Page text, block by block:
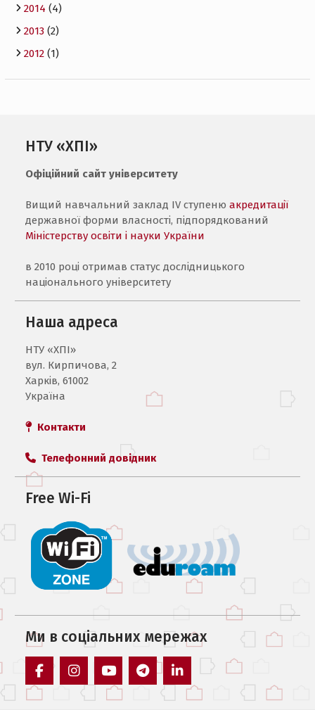
2014 (4)
2013(2)
2012(1)
НТУ «ХПІ»
Офіційний сайт університету
Вищий навчальний заклад IV ступенюакредитації
державної форми власності, підпорядкований
Міністерству освіти і науки України
в 2010 році отримав статус дослідницького
національного університету
Наша адреса
НТУ «ХПI»
вул. Кирпичова, 2
Харків, 61002
Україна
Контакти
Телефонний довідник
Free Wi-Fi
Ми в соцiальних мережах
facebook instagramyoutube telegram linkedin